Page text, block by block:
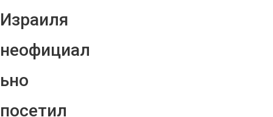
Израиля
неофициал
ьно
посетил